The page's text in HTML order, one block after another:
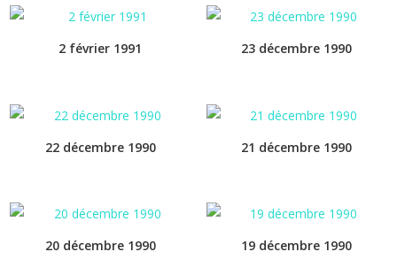
2 février 1991 23 décembre 1990
22 décembre 1990 21 décembre 1990
20 décembre 1990 19 décembre 1990